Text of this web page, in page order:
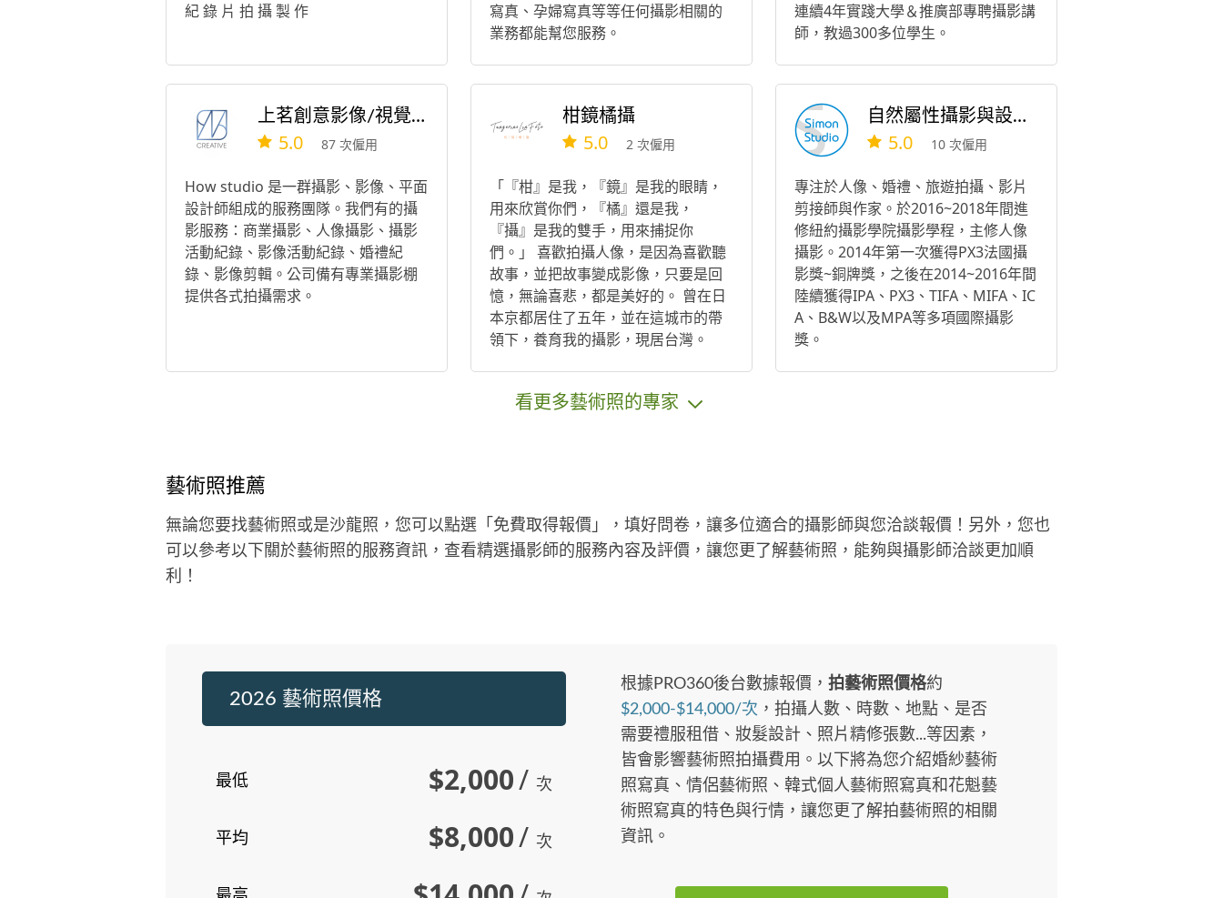
紀 錄 片 拍 攝 製 作
寫真、孕婦寫真等等任何攝影相關的
業務都能幫您服務。
連續4年實踐大學＆推廣部專聘攝影講
師，教過300多位學生。
上茗創意影像/視覺製作
5.0 87 次僱用
How studio 是一群攝影、影像、平面
設計師組成的服務團隊。我們有的攝
影服務：商業攝影、人像攝影、攝影
活動紀錄、影像活動紀錄、婚禮紀
錄、影像剪輯。公司備有專業攝影棚
提供各式拍攝需求。
柑鏡橘攝
5.0 2 次僱用
「『柑』是我，『鏡』是我的眼睛，
用來欣賞你們，『橘』還是我，
『攝』是我的雙手，用來捕捉你
們。」 喜歡拍攝人像，是因為喜歡聽
故事，並把故事變成影像，只要是回
憶，無論喜悲，都是美好的。 曾在日
本京都居住了五年，並在這城市的帶
領下，養育我的攝影，現居台灣。
自然屬性攝影與設計工作室
5.0 10 次僱用
專注於人像、婚禮、旅遊拍攝、影片
剪接師與作家。於2016~2018年間進
修紐約攝影學院攝影學程，主修人像
攝影。2014年第一次獲得PX3法國攝
影獎~銅牌獎，之後在2014~2016年間
陸續獲得IPA、PX3、TIFA、MIFA、IC
A、B&W以及MPA等多項國際攝影
獎。
看更多藝術照的專家
藝術照推薦
無論您要找藝術照或是沙龍照，您可以點選「免費取得報價」，填好問卷，讓多位適合的攝影師與您洽談報價！另外，您也
可以參考以下關於藝術照的服務資訊，查看精選攝影師的服務內容及評價，讓您更了解藝術照，能夠與攝影師洽談更加順
利！
2026 藝術照價格
最低 $2,000/ 次
平均 $8,000/ 次
根據PRO360後台數據報價， 拍藝術照價格約
$2,000-$14,000/次 ，拍攝人數、時數、地點、是否
需要禮服租借、妝髮設計、照片精修張數...等因素，
皆會影響藝術照拍攝費用。以下將為您介紹婚紗藝術
照寫真、情侶藝術照、韓式個人藝術照寫真和花魁藝
術照寫真的特色與行情，讓您更了解拍藝術照的相關
資訊。